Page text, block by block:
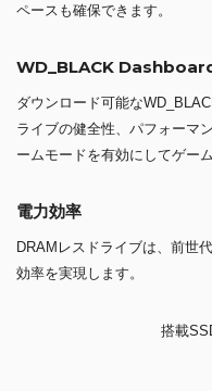
ペースも確保できます。
WD_BLACK
ダウンロード可能な
ライブの健全性、パフォーマ
ームモードを有効にしてゲー
電力効率
DRAMレスドライブは、前世
効率を実現します。
搭載